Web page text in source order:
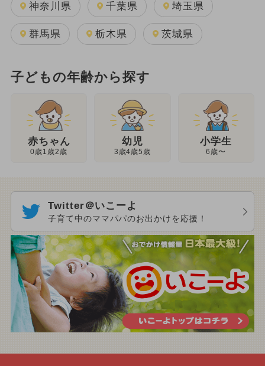
神奈川県 千葉県 埼玉県
群馬県 栃木県 茨城県
子どもの年齢から探す
赤ちゃん
0歳1歳2歳
幼児
3歳4歳5歳
小学生
6歳〜
Twitter＠いこーよ
子育て中のママパパのお出かけを応援！